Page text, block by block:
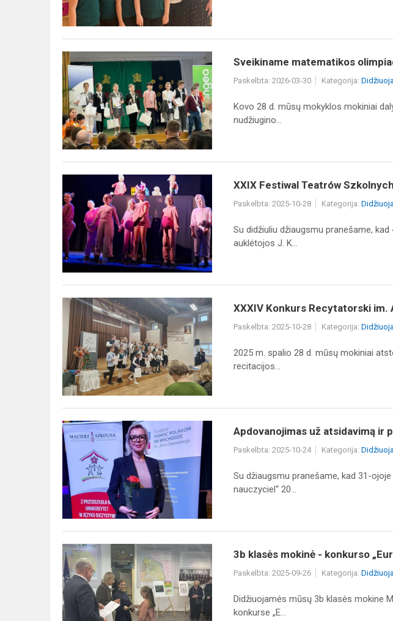
ekolog“
Sveikiname
matematikos
olimpiados
„Pangea“
nugalėtojus
Sveikiname matematikos
Paskelbta: 2026-03-30 Kategorija:
Kovo 28 d. mūsų mokyklos mokiniai
nudžiugino...
Festiwal
Teatrów
Szkolnych
w
Wilnie
XXIX Festiwal Teatrów
Paskelbta: 2025-10-28 Kategorija:
Su didžiuliu džiaugsmu pranešame,
auklėtojos J. K...
XXXIV
Konkurs
Recytatorski
im.
Adama
Mickiewicza
„Kresy
202...
XXXIV Konkurs Recytatorski im.
Paskelbta: 2025-10-28 Kategorija:
2025 m. spalio 28 d. mūsų mokiniai
recitacijos...
Apdovanojimas
už
atsidavimą
profesionalumą
Apdovanojimas už atsidavimą ir
Paskelbta: 2025-10-24 Kategorija:
Su džiaugsmu pranešame, kad 31-
nauczyciel“ 20...
3b
klasės
mokinė
-
konkurso
3b klasės mokinė - konkurso
Paskelbta: 2025-09-26 Kategorija:
Didžiuojamės mūsų 3b klasės mokine
konkurse „E...